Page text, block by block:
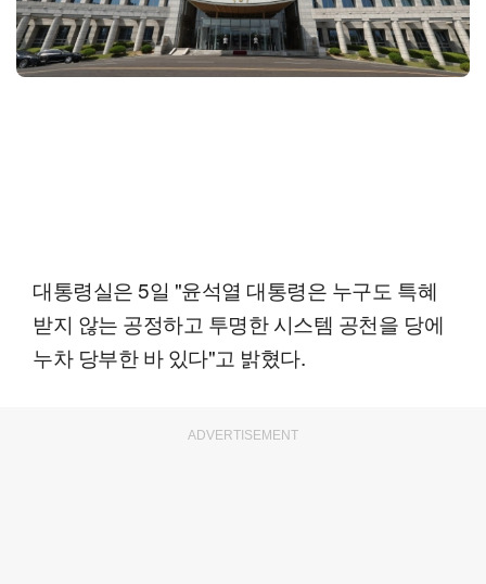
대통령실은 5일 "윤석열 대통령은 누구도 특혜
받지 않는 공정하고 투명한 시스템 공천을 당에
누차 당부한 바 있다"고 밝혔다.
ADVERTISEMENT